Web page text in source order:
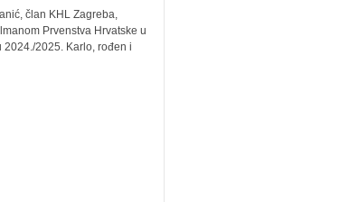
član KHL Zagreba,
Prvenstva Hrvatske u
2025. Karlo, rođen i